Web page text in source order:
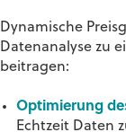
Dynamische
Datenanalyse zu
beitragen:
Optimierung
Echtzeit Daten